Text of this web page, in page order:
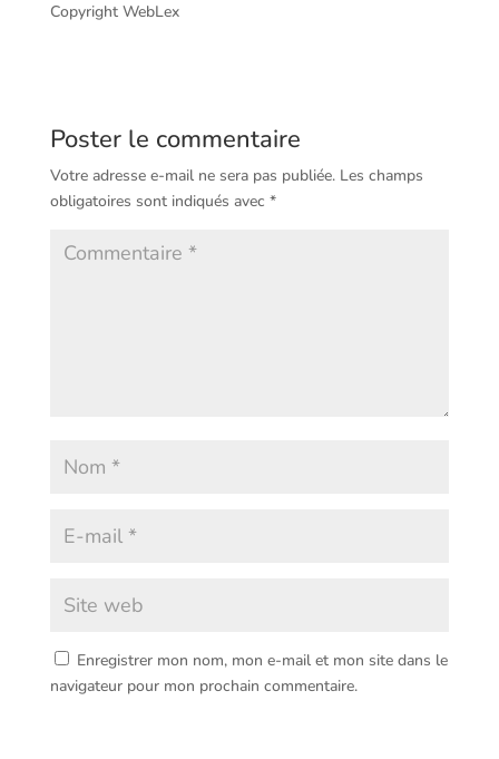
Copyright WebLex
Poster le commentaire
Votre adresse e-mail ne sera pas publiée. Les champs
obligatoires sont indiqués avec *
Enregistrer mon nom, mon e-mail et mon site dans le
navigateur pour mon prochain commentaire.